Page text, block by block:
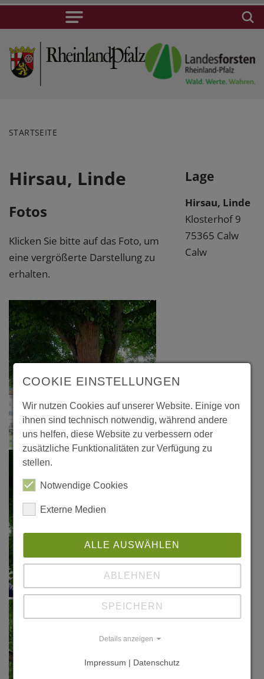
STARTSEITE
Hirsau, Linde
Fotos
Klicken Sie bitte auf das Foto, um
eine vergrößerte Darstellung zu
erhalten.
Lage
Hirsau, Linde
Klosterhof 9
75365 Calw
Calw
COOKIE EINSTELLUNGEN
Wir nutzen Cookies auf unserer Website. Einige von
ihnen sind technisch notwendig, während andere
uns helfen, diese Website zu verbessern oder
zusätzliche Funktionalitäten zur Verfügung zu
stellen.
Notwendige Cookies
Externe Medien
ALLE AUSWÄHLEN
ABLEHNEN
SPEICHERN
Details anzeigen
Impressum | Datenschutz